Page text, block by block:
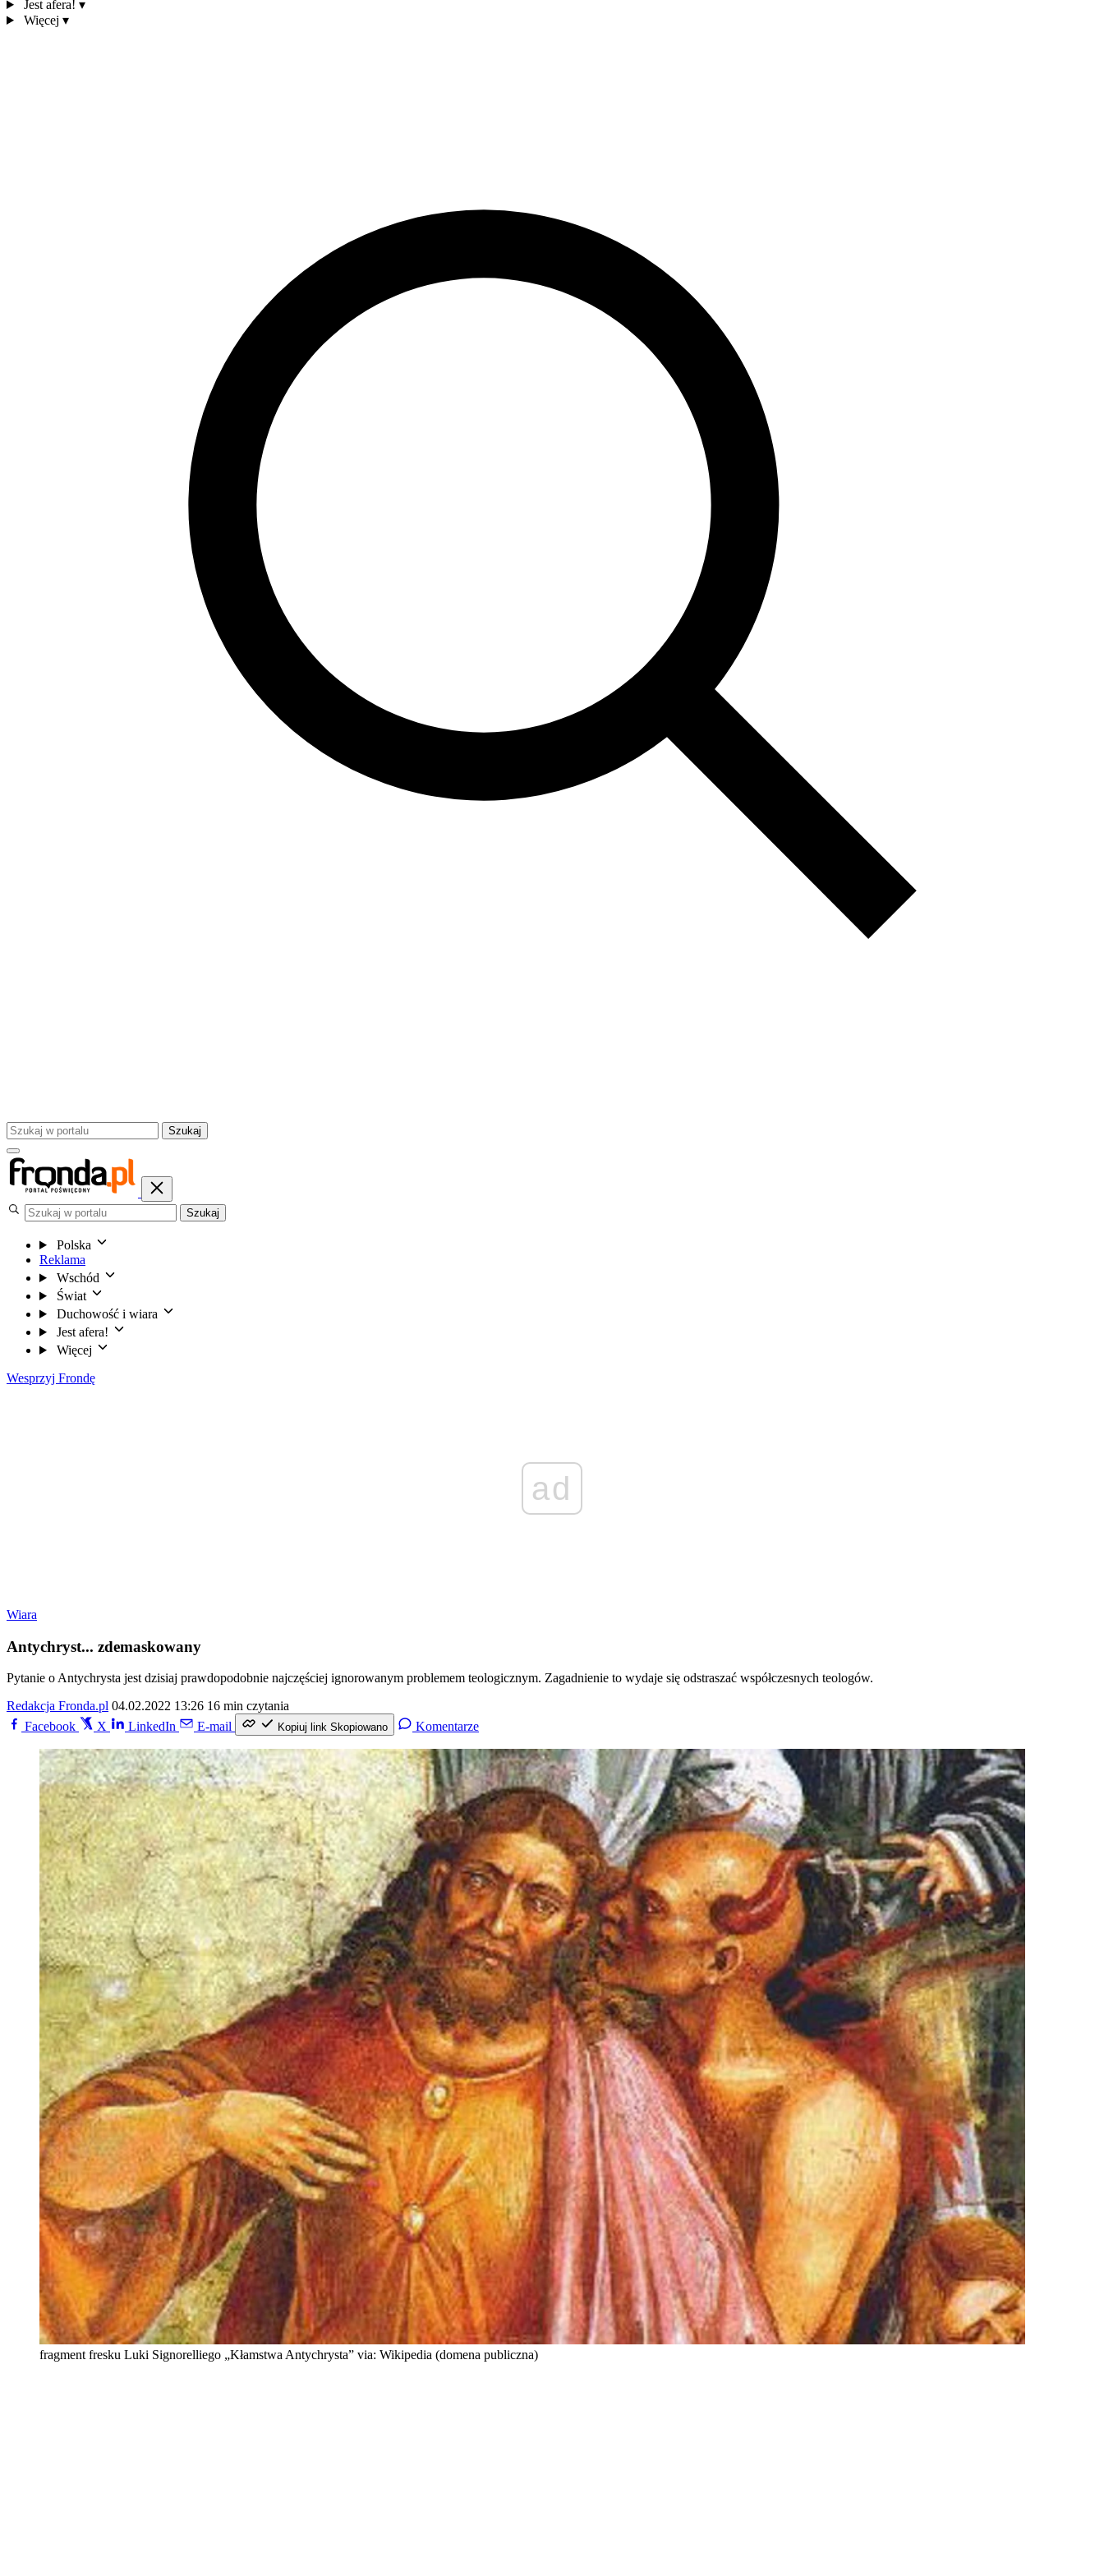
Jest afera! ▾
Więcej ▾
Szukaj
Szukaj
Polska
Reklama
Wschód
Świat
Duchowość i wiara
Jest afera!
Więcej
Wesprzyj Frondę
ad
Wiara
Antychryst... zdemaskowany
Pytanie o Antychrysta jest dzisiaj prawdopodobnie najczęściej ignorowanym problemem teologicznym. Zagadnienie to wydaje się odstraszać współczesnych teologów.
Redakcja Fronda.pl 04.02.2022 13:26 16 min czytania
Facebook
X LinkedIn E-mail Kopiuj link Skopiowano Komentarze
fragment fresku Luki Signorelliego „Kłamstwa Antychrysta” via: Wikipedia (domena publiczna)